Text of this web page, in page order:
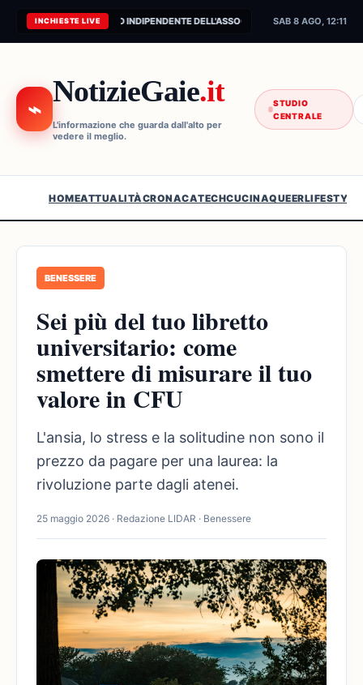
INCHIESTE LIVE
CONNESSIONE AL FEED INDIPENDENTE DELL'ASSOCIAZIONE...SAB 8 AGO, 12:11
⌁
NotizieGaie.it
L'informazione che guarda dall'alto per
vedere il meglio.
STUDIO
CENTRALE
HOMEATTUALITÀCRONACATECHCUCINAQUEERLIFESTYLE
BENESSERE
Sei più del tuo libretto
universitario: come
smettere di misurare il tuo
valore in CFU
L'ansia, lo stress e la solitudine non sono il
prezzo da pagare per una laurea: la
rivoluzione parte dagli atenei.
25 maggio 2026 · Redazione LIDAR · Benessere